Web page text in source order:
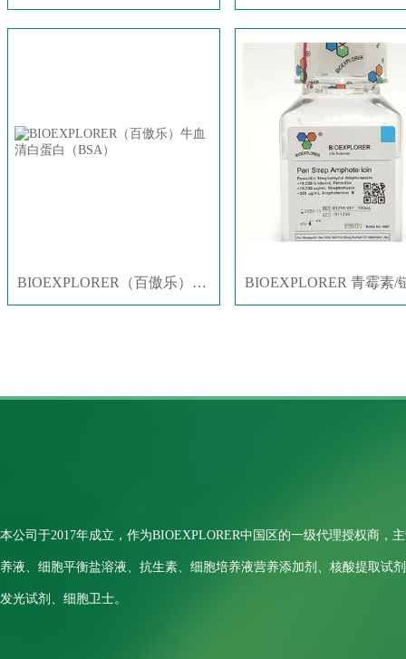
BIOEXPLORER（百傲乐）牛血清白蛋白（BSA）
本公司于2017年成立，作为BIOEXPLORER中国区的一级代理授权商，
养液、细胞平衡盐溶液、抗生素、细胞培养液营养添加剂、核酸提取试
发光试剂、细胞卫士。